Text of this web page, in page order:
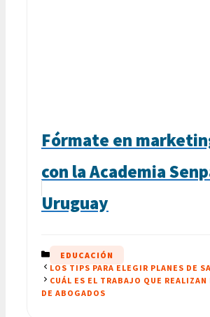
Fórmate en
con la Academia
Uruguay
CATEGORÍAS
EDUCACIÓN
LOS TIPS PARA ELEGIR PLANES DE
CUÁL ES EL TRABAJO QUE
DE ABOGADOS